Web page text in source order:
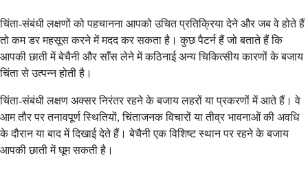
चिंता-संबंधी लक्षणों को पहचानना आपको उचित प्रतिक्रिया देने और जब वे होते हैं
तो कम डर महसूस करने में मदद कर सकता है। कुछ पैटर्न हैं जो बताते हैं कि
आपकी छाती में बेचैनी और साँस लेने में कठिनाई अन्य चिकित्सीय कारणों के बजाय
चिंता से उत्पन्न होती है।
चिंता-संबंधी लक्षण अक्सर निरंतर रहने के बजाय लहरों या प्रकरणों में आते हैं। वे
आम तौर पर तनावपूर्ण स्थितियों, चिंताजनक विचारों या तीव्र भावनाओं की अवधि
के दौरान या बाद में दिखाई देते हैं। बेचैनी एक विशिष्ट स्थान पर रहने के बजाय
आपकी छाती में घूम सकती है।